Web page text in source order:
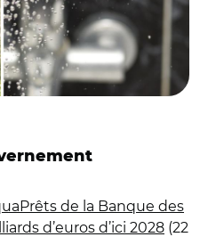
de la Banque des
d’euros d’ici 2028 (22